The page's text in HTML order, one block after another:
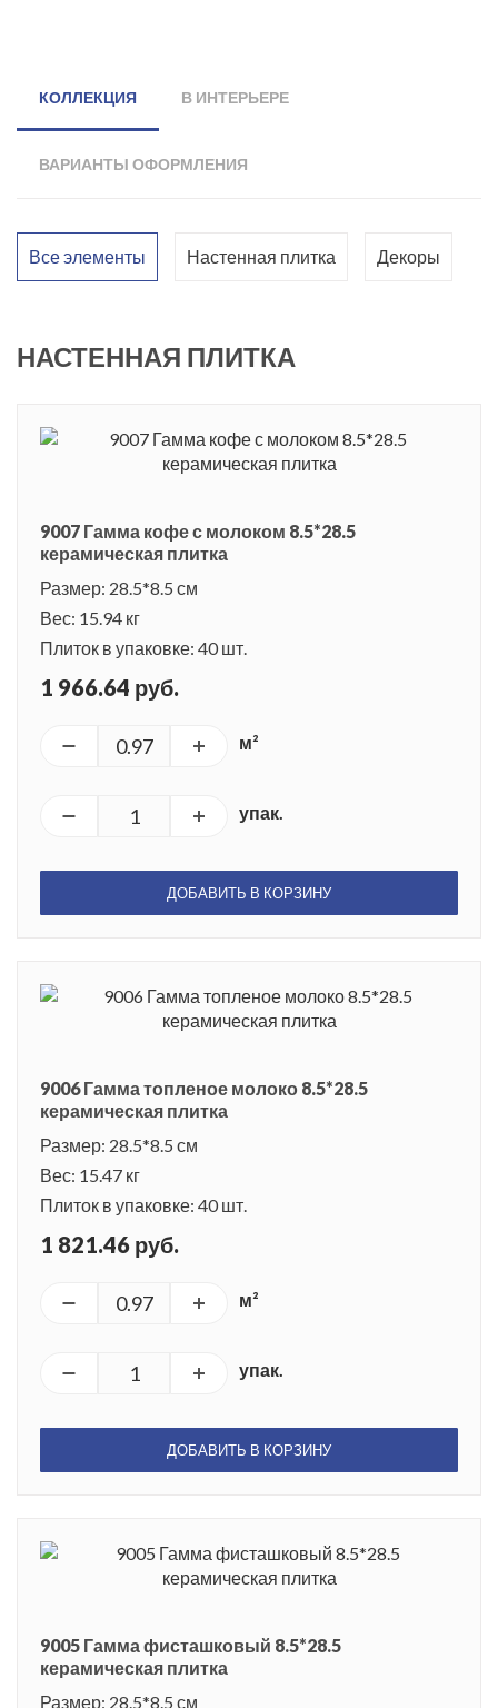
КОЛЛЕКЦИЯ В ИНТЕРЬЕРЕ
ВАРИАНТЫ ОФОРМЛЕНИЯ
Все элементы Настенная плитка Декоры
НАСТЕННАЯ ПЛИТКА
9007 Гамма кофе с молоком 8.5*28.5
керамическая плитка
Размер: 28.5*8.5 см
Вес: 15.94 кг
Плиток в упаковке: 40 шт.
1 966.64 руб.
м²
упак.
ДОБАВИТЬ В КОРЗИНУ
9006 Гамма топленое молоко 8.5*28.5
керамическая плитка
Размер: 28.5*8.5 см
Вес: 15.47 кг
Плиток в упаковке: 40 шт.
1 821.46 руб.
м²
упак.
ДОБАВИТЬ В КОРЗИНУ
9005 Гамма фисташковый 8.5*28.5
керамическая плитка
Размер: 28.5*8.5 см